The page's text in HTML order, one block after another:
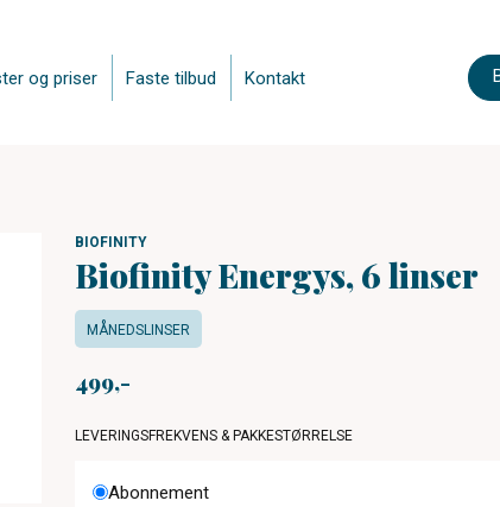
og priser Faste tilbud Kontakt
BIOFINITY
Biofinity Energys, 6 linser
MÅNEDSLINSER
499
LEVERINGSFREKVENS & PAKKESTØRRELSE
Abonnement